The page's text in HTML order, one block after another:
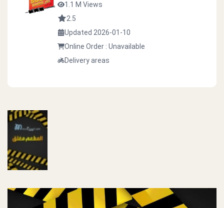
1.1 M Views
2.5
Updated 2026-01-10
Online Order : Unavailable
Delivery areas